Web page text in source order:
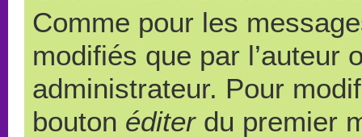
Comme pour les
modifiés que par l’auteur
administrateur. Pour
bouton éditerdu premier